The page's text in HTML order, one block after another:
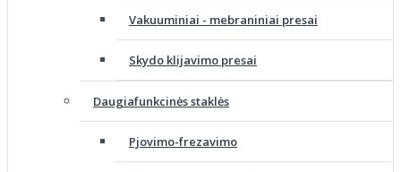
Vakuuminiai - mebraniniai presai
Skydo klijavimo presai
Daugiafunkcinės staklės
Pjovimo-frezavimo